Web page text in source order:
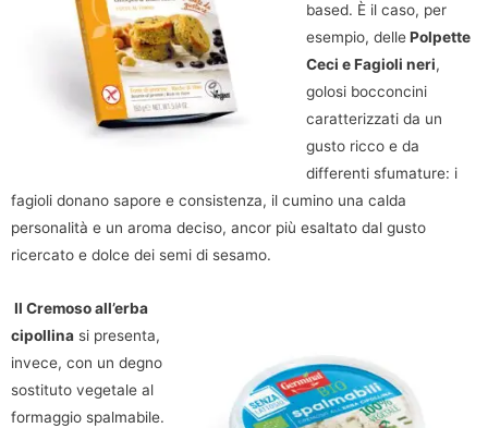
based. È il caso, per
esempio, dellePolpette
Ceci e Fagioli neri,
golosi bocconcini
caratterizzati da un
gusto ricco e da
differenti sfumature: i
fagioli donano sapore e consistenza, il cumino una calda
personalità e un aroma deciso, ancor più esaltato dal gusto
ricercato e dolce dei semi di sesamo.
Il Cremoso all’erba
cipollina si presenta,
invece, con un degno
sostituto vegetale al
formaggio spalmabile.